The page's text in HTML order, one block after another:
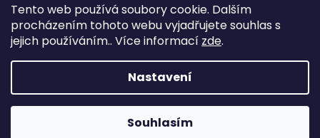
Tento web používá soubory cookie. Dalším
procházením tohoto webu vyjadřujete souhlas s
jejich používáním.. Více informací zde.
Nastavení
Souhlasím
Facebook
Copyright 2026TOZAX. Všechna práva vyhrazena.Upravit
nastavení cookies